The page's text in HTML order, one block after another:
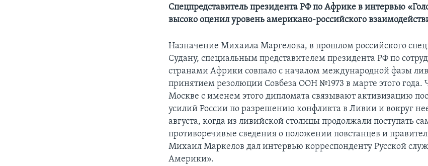
Спецпредставитель президента РФ по Африке в интервью
высоко оценил уровень американо-российского
Назначение Михаила Маргелова, в прошлом российского
Судану, специальным представителем президента РФ по
странами Африки совпало с началом международной фазы
принятием резолюции Совбеза ООН №1973 в марте этого года.
Москве с именем этого дипломата связывают активизацию
усилий России по разрешению конфликта в Ливии и вокруг
августа, когда из ливийской столицы продолжали поступать
противоречивые сведения о положении повстанцев и
Михаил Маркелов дал интервью корреспонденту Русской
Америки».